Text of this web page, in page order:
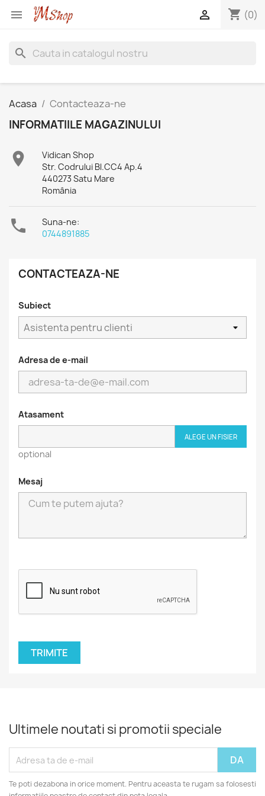
 shopping_cart (0)

search
Acasa Contacteaza-ne
INFORMATIILE MAGAZINULUI

Vidican Shop
Str. Codrului Bl.CC4 Ap.4
440273 Satu Mare
România

Suna-ne:
0744891885
CONTACTEAZA-NE
Subiect
Adresa de e-mail
Atasament
ALEGE UN FISIER
optional
Mesaj
Ultimele noutati si promotii speciale
Te poti dezabona in orice moment. Pentru aceasta te rugam sa folosesti